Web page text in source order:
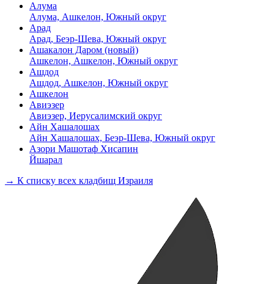
Алума
Алума, Ашкелон, Южный округ
Арад
Арад, Беэр-Шева, Южный округ
Ашакалон Даром (новый)
Ашкелон, Ашкелон, Южный округ
Ашдод
Ашдод, Ашкелон, Южный округ
Ашкелон
Авиэзер
Авиэзер, Иерусалимский округ
Айн Хашалошах
Айн Хашалошах, Беэр-Шева, Южный округ
Азори Машотаф Хисапин
Йшарал
→ К списку всех кладбищ Израиля